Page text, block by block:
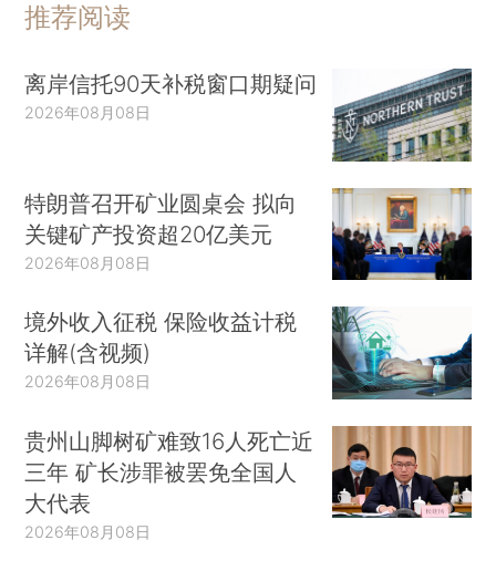
推荐阅读
离岸信托90天补税窗口期疑问
2026年08月08日
特朗普召开矿业圆桌会 拟向
关键矿产投资超20亿美元
2026年08月08日
境外收入征税 保险收益计税
详解(含视频)
2026年08月08日
贵州山脚树矿难致16人死亡近
三年 矿长涉罪被罢免全国人
大代表
2026年08月08日